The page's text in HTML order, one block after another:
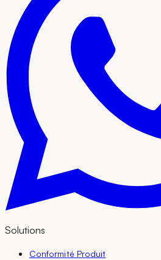
Solutions
Conformité Produit